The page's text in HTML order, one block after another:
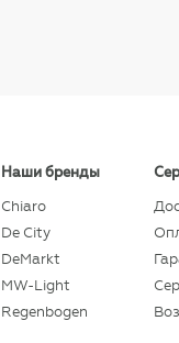
Наши бренды
Chiaro
De City
DeMarkt
MW-Light
Regenbogen